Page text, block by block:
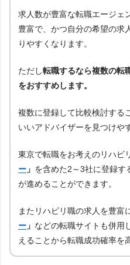
求人数が豊富な転職エージェ
豊富で、かつ自分の希望の求
りやすくなります。
ただし転職するなら複数の転
をおすすめします。
複数に登録して比較検討する
いいアドバイザーを見つけや
東京で転職をお考えのリハビ
ー 」 を含めた2～3社に登録す
が進めることができます。
またリハビリ職の求人を豊富
ー 」 などの転職サイトも併用
えることから転職成功確率を